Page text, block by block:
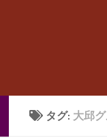
タグ: 大邱